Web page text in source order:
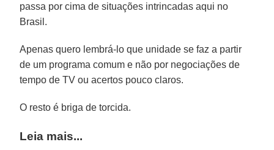
passa por cima de situações intrincadas aqui no
Brasil.
Apenas quero lembrá-lo que unidade se faz a partir
de um programa comum e não por negociações de
tempo de TV ou acertos pouco claros.
O resto é briga de torcida.
Leia mais...